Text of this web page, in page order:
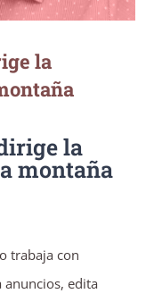
la
la
montaña
trabaja con
edita